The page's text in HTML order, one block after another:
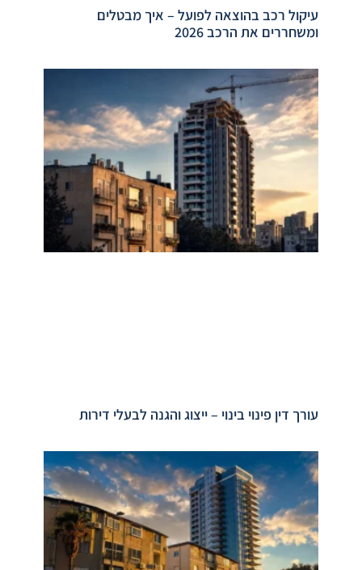
עיקול רכב בהוצאה לפועל – איך מבטלים
ומשחררים את הרכב 2026
עורך דין פינוי בינוי – ייצוג והגנה לבעלי דירות